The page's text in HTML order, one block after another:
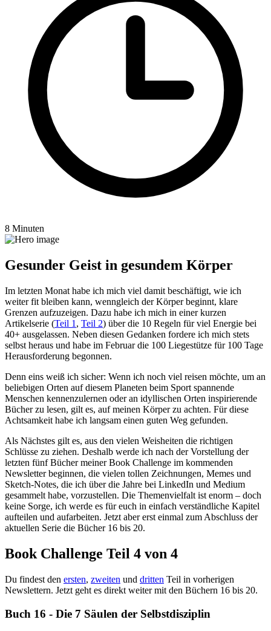
8 Minuten
Gesunder Geist in gesundem Körper
Im letzten Monat habe ich mich viel damit beschäftigt, wie ich
weiter fit bleiben kann, wenngleich der Körper beginnt, klare
Grenzen aufzuzeigen. Dazu habe ich mich in einer kurzen
Artikelserie (Teil 1 , Teil 2) über die 10 Regeln für viel Energie bei
40+ ausgelassen. Neben diesen Gedanken fordere ich mich stets
selbst heraus und habe im Februar die 100 Liegestütze für 100 Tage
Herausforderung begonnen.
Denn eins weiß ich sicher: Wenn ich noch viel reisen möchte, um an
beliebigen Orten auf diesem Planeten beim Sport spannende
Menschen kennenzulernen oder an idyllischen Orten inspirierende
Bücher zu lesen, gilt es, auf meinen Körper zu achten. Für diese
Achtsamkeit habe ich langsam einen guten Weg gefunden.
Als Nächstes gilt es, aus den vielen Weisheiten die richtigen
Schlüsse zu ziehen. Deshalb werde ich nach der Vorstellung der
letzten fünf Bücher meiner Book Challenge im kommenden
Newsletter beginnen, die vielen tollen Zeichnungen, Memes und
Sketch-Notes, die ich über die Jahre bei LinkedIn und Medium
gesammelt habe, vorzustellen. Die Themenvielfalt ist enorm – doch
keine Sorge, ich werde es für euch in einfach verständliche Kapitel
aufteilen und aufarbeiten. Jetzt aber erst einmal zum Abschluss der
aktuellen Serie die Bücher 16 bis 20.
Book Challenge Teil 4 von 4
Du findest den ersten, zweiten und dritten Teil in vorherigen
Newslettern. Jetzt geht es direkt weiter mit den Büchern 16 bis 20.
Buch 16 - Die 7 Säulen der Selbstdisziplin